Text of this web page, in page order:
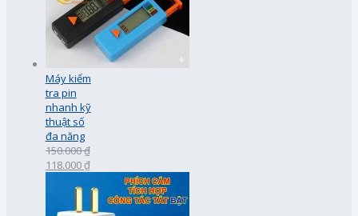
Máy kiểm
tra pin
nhanh kỹ
thuật số
đa năng
150.000 ₫
118.000 ₫